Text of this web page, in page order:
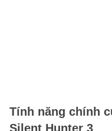
Tính năng chính
Silent Hunter 3